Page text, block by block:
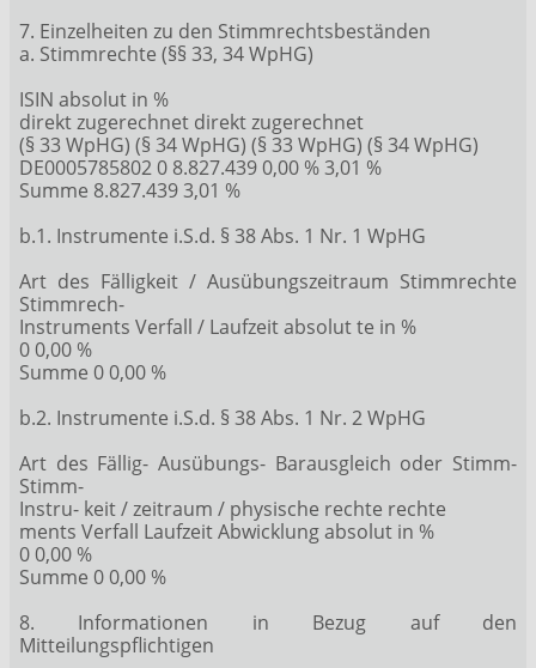
7. Einzelheiten zu den Stimmrechtsbeständen
a. Stimmrechte (§§ 33, 34 WpHG)
ISIN absolut in %
direkt zugerechnet direkt zugerechnet
(§ 33 WpHG) (§ 34 WpHG) (§ 33 WpHG) (§ 34 WpHG)
DE0005785802 0 8.827.439 0,00 % 3,01 %
Summe 8.827.439 3,01 %
b.1. Instrumente i.S.d. § 38 Abs. 1 Nr. 1 WpHG
Art des Fälligkeit / Ausübungszeitraum Stimmrechte
Stimmrech-
Instruments Verfall / Laufzeit absolut te in %
0 0,00 %
Summe 0 0,00 %
b.2. Instrumente i.S.d. § 38 Abs. 1 Nr. 2 WpHG
Art des Fällig- Ausübungs- Barausgleich oder Stimm-
Stimm-
Instru- keit / zeitraum / physische rechte rechte
ments Verfall Laufzeit Abwicklung absolut in %
0 0,00 %
Summe 0 0,00 %
8. Informationen in Bezug auf den
Mitteilungspflichtigen